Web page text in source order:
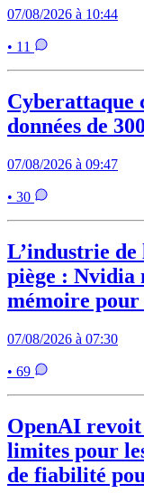
07/08/2026 à 10:44
• 11
Cyberattaque
données de
07/08/2026 à 09:47
• 30
L’industrie de
piège : Nvidia
mémoire pour
07/08/2026 à 07:30
• 69
OpenAI
limites pour
de fiabilité